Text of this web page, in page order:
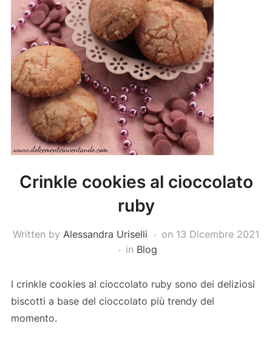
Crinkle cookies al cioccolato
ruby
Written by Alessandra Uriselli on 13 Dicembre 2021
in Blog
I crinkle cookies al cioccolato ruby sono dei deliziosi
biscotti a base del cioccolato più trendy del
momento.